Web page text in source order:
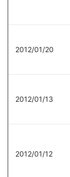
2012/01/20
2012/01/13
2012/01/12